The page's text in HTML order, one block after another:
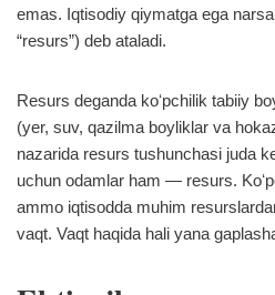
emas. Iqtisodiy qiymatga ega
“resurs”) deb ataladi.
Resurs deganda koʻpchilik tabiiy
(yer, suv, qazilma boyliklar va
nazarida resurs tushunchasi juda
uchun odamlar ham — resurs.
ammo iqtisodda muhim
vaqt. Vaqt haqida hali yana